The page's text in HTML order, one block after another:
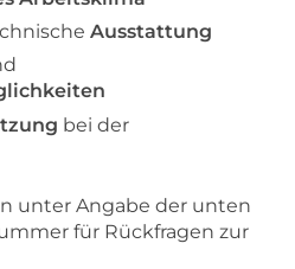
Ausstattung
bei der
unter Angabe der unten
für Rückfragen zur